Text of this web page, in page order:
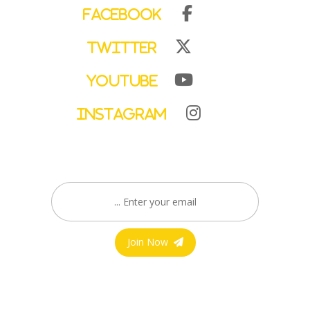
Facebook
Twitter
YouTube
Instagram
Join Now